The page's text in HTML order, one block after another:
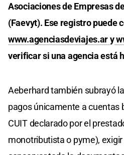
Asociaciones de Empresas
(Faevyt). Ese registro puede
www.agenciasdeviajes.ary
verificar si una agencia está
Aeberhard también subrayó
pagos únicamente a cuentas
CUIT declarado por el
monotributista o pyme),